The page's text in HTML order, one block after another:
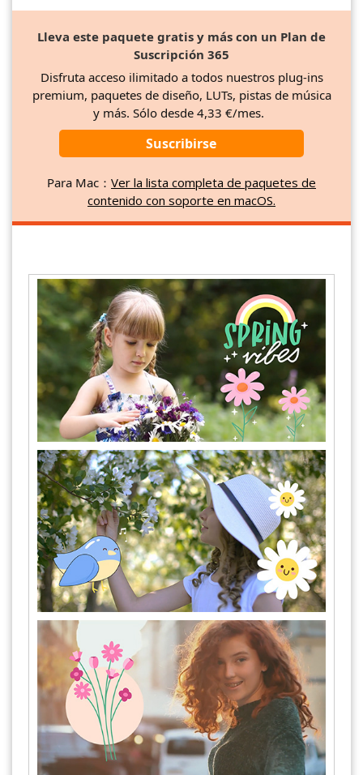
Lleva este paquete gratis y más con un Plan de
Suscripción 365
Disfruta acceso ilimitado a todos nuestros plug-ins
premium, paquetes de diseño, LUTs, pistas de música
y más. Sólo desde 4,33 €/mes.
Suscribirse
Para Mac： Ver la lista completa de paquetes de
contenido con soporte en macOS.